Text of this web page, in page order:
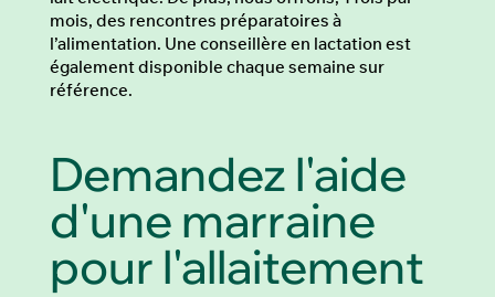
mois, des rencontres préparatoires à
l’alimentation. Une conseillère en lactation est
également disponible chaque semaine sur
référence.
Demandez l'aide
d'une marraine
pour l'allaitement